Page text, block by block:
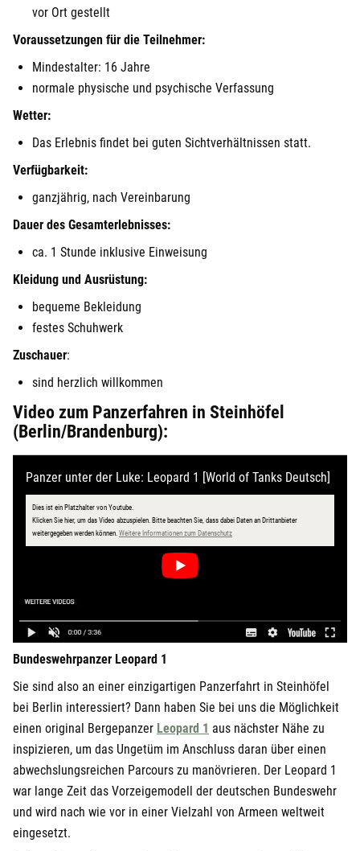
vor Ort gestellt
Voraussetzungen für die Teilnehmer:
Mindestalter: 16 Jahre
normale physische und psychische Verfassung
Wetter:
Das Erlebnis findet bei guten Sichtverhältnissen statt.
Verfügbarkeit:
ganzjährig, nach Vereinbarung
Dauer des Gesamterlebnisses:
ca. 1 Stunde inklusive Einweisung
Kleidung und Ausrüstung:
bequeme Bekleidung
festes Schuhwerk
Zuschauer:
sind herzlich willkommen
Video zum Panzerfahren in Steinhöfel
(Berlin/Brandenburg):
Panzer unter der Luke: Leopard 1 [World of Tanks Deutsch]
Dies ist ein Platzhalter von Youtube.
Klicken Sie hier, um das Video abzuspielen. Bitte beachten Sie, dass dabei Daten an Drittanbieter
weitergegeben werden können. Weitere Informationen zum Datenschutzöffnet in neuem Fenster
Bundeswehrpanzer Leopard 1
Sie sind also an einer einzigartigen Panzerfahrt in Steinhöfel
bei Berlin interessiert? Dann haben Sie bei uns die Möglichkeit
einen original Bergepanzer Leopard 1 aus nächster Nähe zu
inspizieren, um das Ungetüm im Anschluss daran über einen
abwechslungsreichen Parcours zu manövrieren. Der Leopard 1
war lange Zeit das Vorzeigemodell der deutschen Bundeswehr
und wird nach wie vor in einer Vielzahl von Armeen weltweit
eingesetzt.